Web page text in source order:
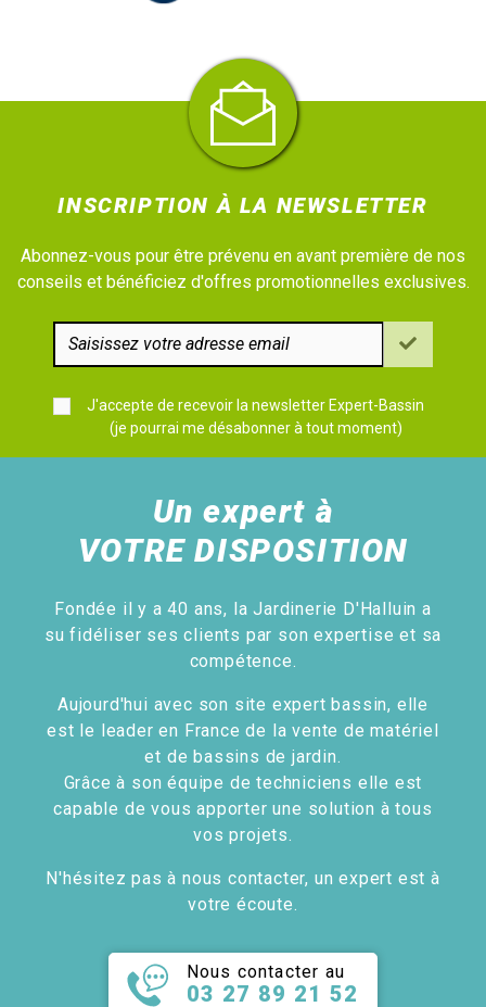
INSCRIPTION À LA NEWSLETTER
Abonnez-vous pour être prévenu en avant première de nos
conseils et bénéficiez d'offres promotionnelles exclusives.
J'accepte de recevoir la newsletter Expert-Bassin
(je pourrai me désabonner à tout moment)
Un expert à
VOTRE DISPOSITION
Fondée il y a 40 ans, la Jardinerie D'Halluin a
su fidéliser ses clients par son expertise et sa
compétence.
Aujourd'hui avec son site expert bassin, elle
est le leader en France de la vente de matériel
et de bassins de jardin.
Grâce à son équipe de techniciens elle est
capable de vous apporter une solution à tous
vos projets.
N'hésitez pas à nous contacter, un expert est à
votre écoute.
Nous contacter au
03 27 89 21 52